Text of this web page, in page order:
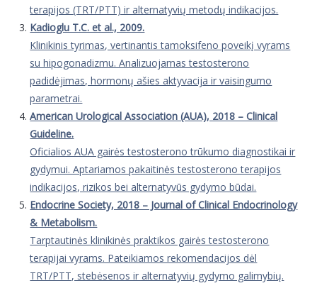
terapijos (TRT/PTT) ir alternatyvių metodų indikacijos.
Kadioglu T.C. et al., 2009.
Klinikinis tyrimas, vertinantis tamoksifeno poveikį vyrams
su hipogonadizmu. Analizuojamas testosterono
padidėjimas, hormonų ašies aktyvacija ir vaisingumo
parametrai.
American Urological Association (AUA), 2018 – Clinical
Guideline.
Oficialios AUA gairės testosterono trūkumo diagnostikai ir
gydymui. Aptariamos pakaitinės testosterono terapijos
indikacijos, rizikos bei alternatyvūs gydymo būdai.
Endocrine Society, 2018 – Journal of Clinical Endocrinology
& Metabolism.
Tarptautinės klinikinės praktikos gairės testosterono
terapijai vyrams. Pateikiamos rekomendacijos dėl
TRT/PTT, stebėsenos ir alternatyvių gydymo galimybių.